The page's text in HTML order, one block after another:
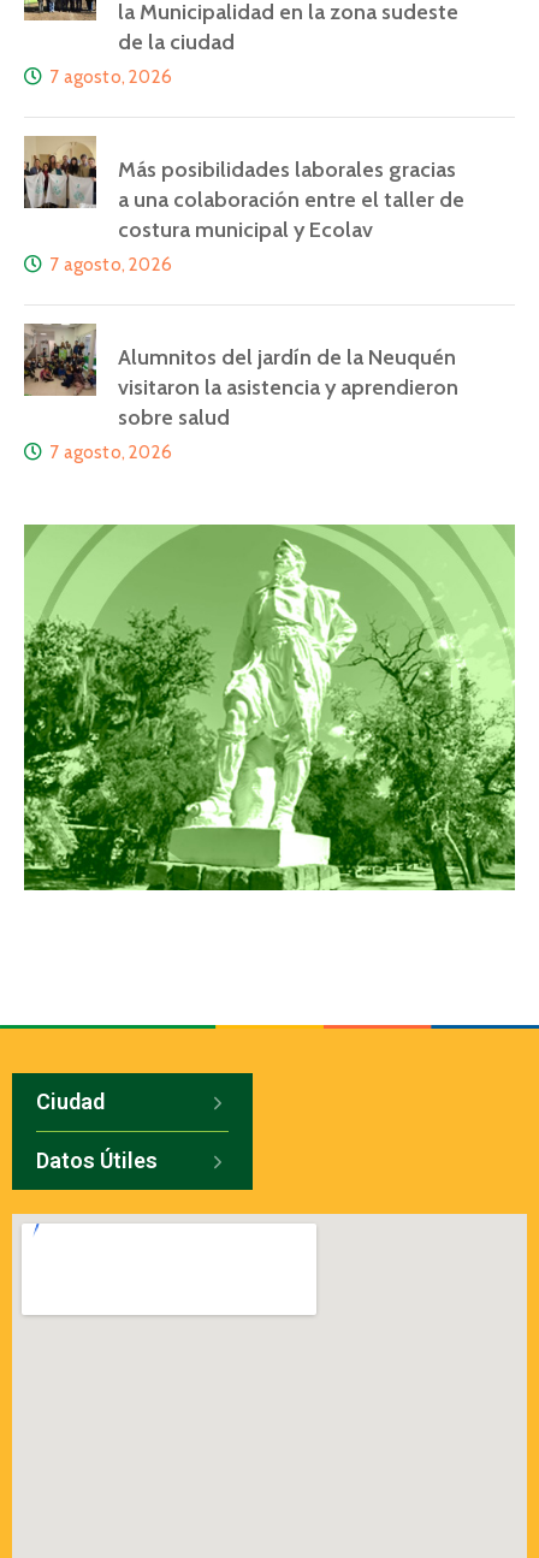
la Municipalidad en la zona sudeste
de la ciudad
7 agosto, 2026
Más posibilidades laborales gracias
a una colaboración entre el taller de
costura municipal y Ecolav
7 agosto, 2026
Alumnitos del jardín de la Neuquén
visitaron la asistencia y aprendieron
sobre salud
7 agosto, 2026
Ciudad
Datos Útiles